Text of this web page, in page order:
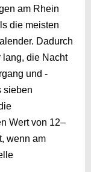
am Rhein
die meisten
Dadurch
lang, die Nacht
und -
sieben
Wert von 12–
wenn am